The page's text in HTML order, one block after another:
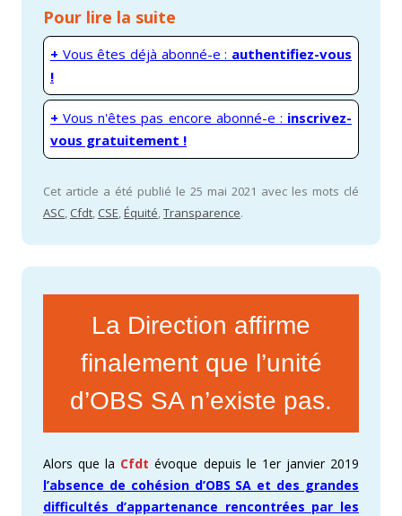
Pour lire la suite
+ Vous êtes déjà abonné-e : authentifiez-vous
!
+ Vous n'êtes pas encore abonné-e : inscrivez-
vous gratuitement !
Cet article a été publié le 25 mai 2021 avec les mots clé
ASC, Cfdt, CSE,Équité,Transparence.
La Direction affirme
finalement que l’unité
d’OBS SA n’existe pas.
Alors que la Cfdtévoque depuis le 1er janvier 2019
l’absence de cohésion d’OBS SA et des grandes
difficultés d’appartenance rencontrées par les